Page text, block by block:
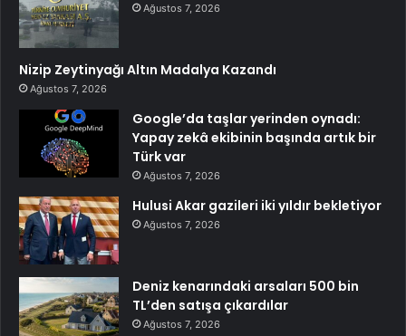
Ağustos 7, 2026
Nizip Zeytinyağı Altın Madalya Kazandı
Ağustos 7, 2026
Google’da taşlar yerinden oynadı:
Yapay zekâ ekibinin başında artık bir
Türk var
Ağustos 7, 2026
Hulusi Akar gazileri iki yıldır bekletiyor
Ağustos 7, 2026
Deniz kenarındaki arsaları 500 bin
TL’den satışa çıkardılar
Ağustos 7, 2026